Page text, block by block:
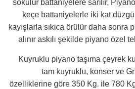
sökülür battaniyelere sarılır,
keçe battaniyelerle iki kat
kayışlarla sıkıca örülür daha sonra
alınır askılı şekilde piyano özel
Kuyruklu piyano taşıma çeyrek
tam kuyruklu, konser ve
özelliklerine göre 350 Kg. ile 780